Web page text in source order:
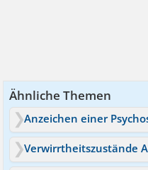
Ähnliche Themen
Anzeichen einer